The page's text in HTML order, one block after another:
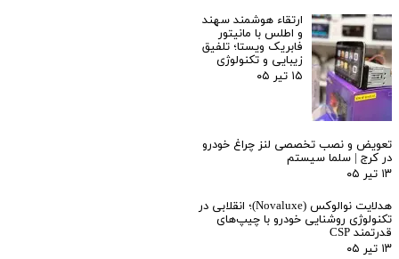
ارتقاء هوشمند سهند
و اطلس با مانیتور
فابریک ویستا؛ تلفیق
زیبایی و تکنولوژی
۱۵ تیر ۰۵
تعویض و نصب تخصصی لنز چراغ خودرو
در کرج | سلما سیستم
۱۳ تیر ۰۵
هدلایت نوالوکس (Novaluxe)؛ انقلابی در
تکنولوژی روشنایی خودرو با چیپ‌های
قدرتمند CSP
۱۳ تیر ۰۵